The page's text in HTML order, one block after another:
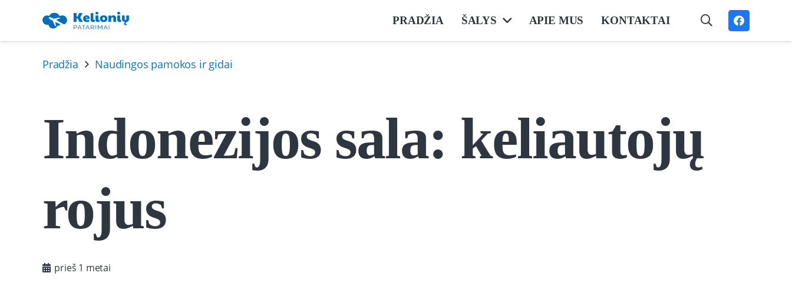
PRADŽIA ŠALYS APIE MUS KONTAKTAI
Pradžia Naudingos pamokos ir gidai
Indonezijos sala: keliautojų
rojus
prieš 1 metai